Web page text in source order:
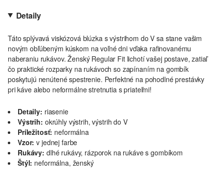
Detaily
Táto splývavá viskózová blúzka s výstrihom do V sa stane vašim
novým obľúbeným kúskom na voľné dni vďaka rafinovanému
naberaniu rukávov. Ženský Regular Fit lichotí vašej postave, zatiaľ
čo praktické rozparky na rukávoch so zapínaním na gombík
poskytujú nenútené spestrenie. Perfektné na pohodlné prestávky
pri káve alebo neformálne stretnutia s priateľmi!
Detaily: riasenie
Výstrih: okrúhly výstrih, výstrih do V
Príležitosť: neformálna
Vzor: v jednej farbe
Rukávy: dlhé rukávy, rázporok na rukáve s gombíkom
Štýl: neformálna, ženský